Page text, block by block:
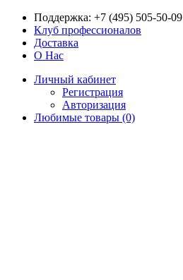
Поддержка: +7 (495) 505-50-09
Клуб профессионалов
Доставка
О Нас
Личный кабинет
Регистрация
Авторизация
Любимые товары (0)